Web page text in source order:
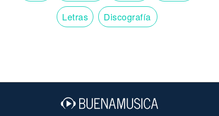
Letras Discografía